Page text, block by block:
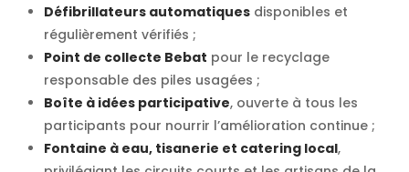
Défibrillateurs automatiques disponibles et
régulièrement vérifiés ;
Point de collecte Bebat pour le recyclage
responsable des piles usagées ;
Boîte à idées participative, ouverte à tous les
participants pour nourrir l’amélioration continue ;
Fontaine à eau, tisanerie et catering local,